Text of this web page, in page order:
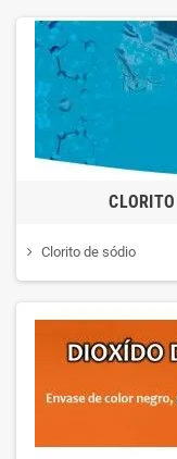
Clorito de sódio